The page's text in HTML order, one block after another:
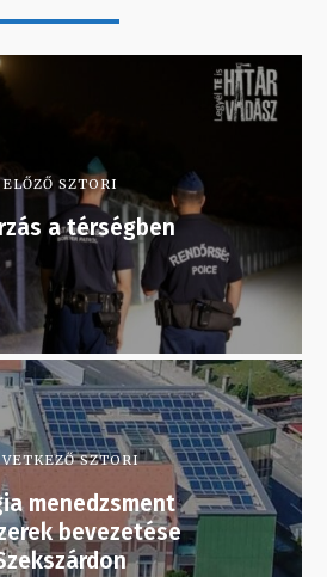
ELŐZŐ SZTORI
a térségben
SZTORI
menedzsment
bevezetése